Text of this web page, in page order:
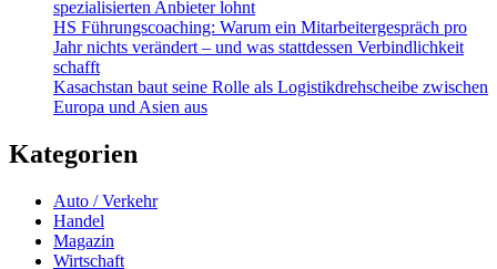
spezialisierten Anbieter lohnt
HS Führungscoaching: Warum ein Mitarbeitergespräch pro
Jahr nichts verändert – und was stattdessen Verbindlichkeit
schafft
Kasachstan baut seine Rolle als Logistikdrehscheibe zwischen
Europa und Asien aus
Kategorien
Auto / Verkehr
Handel
Magazin
Wirtschaft